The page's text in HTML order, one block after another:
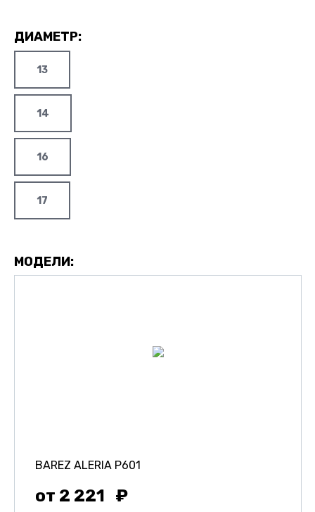
ДИАМЕТР:
13
14
16
17
МОДЕЛИ:
BAREZ ALERIA P601
от 2 221